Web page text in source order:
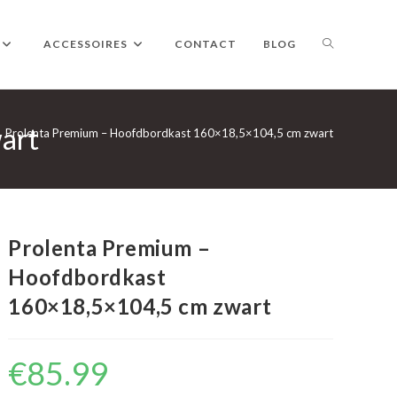
ACCESSOIRES CONTACT BLOG TOGGLE
WEBSITE
Prolenta Premium – Hoofdbordkast 160×18,5×104,5 cm zwart
Prolenta Premium –
Hoofdbordkast
160×18,5×104,5 cm zwart
€85.99